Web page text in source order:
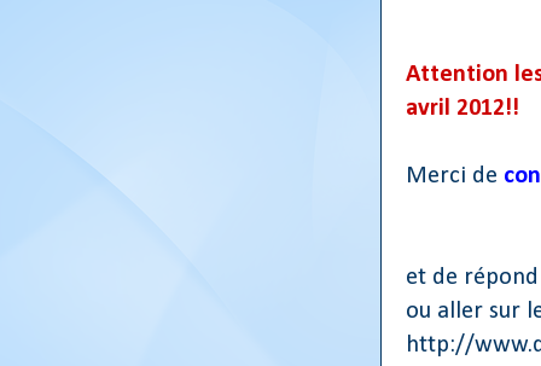
Attention
avril 2012!!
Merci de
et de
ou aller sur
http://